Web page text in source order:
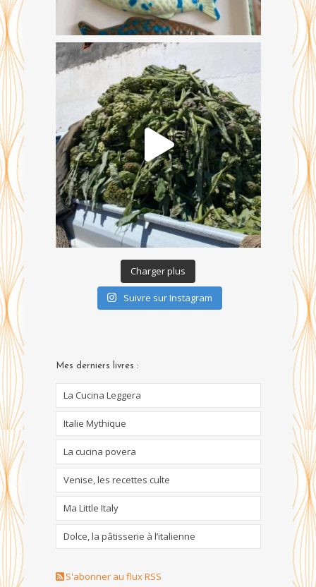
Charger plus
Suivre sur Instagram
Mes derniers livres :
La Cucina Leggera
Italie Mythique
La cucina povera
Venise, les recettes culte
Ma Little Italy
Dolce, la pâtisserie à l’italienne
S'abonner au flux RSS